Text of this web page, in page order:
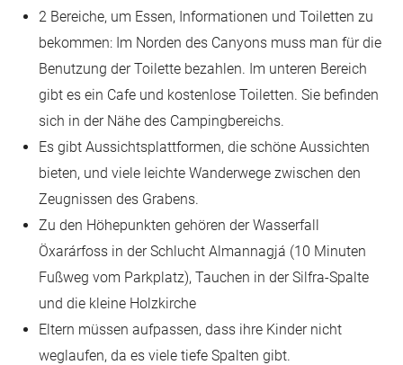
2 Bereiche, um Essen, Informationen und Toiletten zu
bekommen: Im Norden des Canyons muss man für die
Benutzung der Toilette bezahlen. Im unteren Bereich
gibt es ein Cafe und kostenlose Toiletten. Sie befinden
sich in der Nähe des Campingbereichs.
Es gibt Aussichtsplattformen, die schöne Aussichten
bieten, und viele leichte Wanderwege zwischen den
Zeugnissen des Grabens.
Zu den Höhepunkten gehören der Wasserfall
Öxarárfoss in der Schlucht Almannagjá (10 Minuten
Fußweg vom Parkplatz), Tauchen in der Silfra-Spalte
und die kleine Holzkirche
Eltern müssen aufpassen, dass ihre Kinder nicht
weglaufen, da es viele tiefe Spalten gibt.